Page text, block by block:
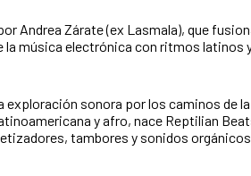
Andrea Zárate (ex Lasmala), que
la música electrónica con ritmos latinos
exploración sonora por los caminos de
y afro, nace Reptilian
tambores y sonidos